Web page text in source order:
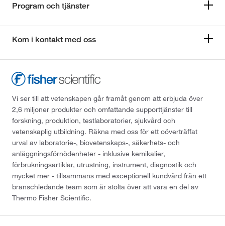
Program och tjänster
Kom i kontakt med oss
Vi ser till att vetenskapen går framåt genom att erbjuda över
2,6 miljoner produkter och omfattande supporttjänster till
forskning, produktion, testlaboratorier, sjukvård och
vetenskaplig utbildning. Räkna med oss för ett oöverträffat
urval av laboratorie-, biovetenskaps-, säkerhets- och
anläggningsförnödenheter - inklusive kemikalier,
förbrukningsartiklar, utrustning, instrument, diagnostik och
mycket mer - tillsammans med exceptionell kundvård från ett
branschledande team som är stolta över att vara en del av
Thermo Fisher Scientific.